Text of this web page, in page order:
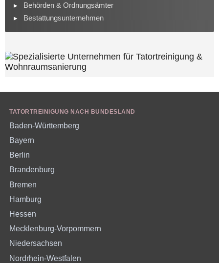
Behörden & Ordnungsämter
Bestattungsunternehmen
TATORTREINIGUNG NACH BUNDESLAND
Baden-Württemberg
Bayern
Berlin
Brandenburg
Bremen
Hamburg
Hessen
Mecklenburg-Vorpommern
Niedersachsen
Nordrhein-Westfalen